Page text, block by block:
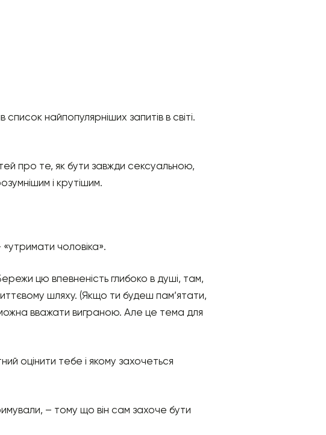
найпопулярніших запитів в світі.
про те, як бути завжди сексуальною,
і крутішим.
чоловіка».
цю впевненість глибоко в душі, там,
шляху. (Якщо ти будеш пам’ятати,
можна вважати виграною. Але це тема для
оцінити тебе і якому захочеться
– тому що він сам захоче бути